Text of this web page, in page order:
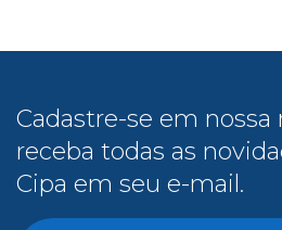
Cadastre-se em
receba todas as
Cipa em seu e-mail.